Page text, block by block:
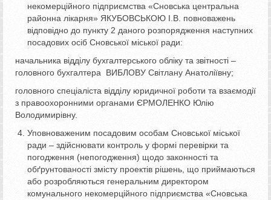
некомерційного підприємства «Сновська центральна
районна лікарня» ЯКУБОВСЬКОЮ І.В. повноважень
відповідно до пункту 2 даного розпорядження наступних
посадових осіб Сновської міської ради:
начальника відділу бухгалтерського обліку та звітності –
головного бухгалтера ВИБЛОВУ Світлану Анатоліївну;
головного спеціаліста відділу юридичної роботи та взаємодії
з правоохоронними органами ЄРМОЛЕНКО Юлію
Володимирівну.
Уповноваженим посадовим особам Сновської міської
ради – здійснювати контроль у формі перевірки та
погодження (непогодження) щодо законності та
обґрунтованості змісту проектів рішень, що приймаються
або розробляються генеральним директором
комунального некомерційного підприємства «Сновська